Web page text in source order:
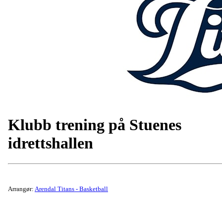
Klubb trening på Stuenes
idrettshallen
Arrangør: Arendal Titans - Basketball